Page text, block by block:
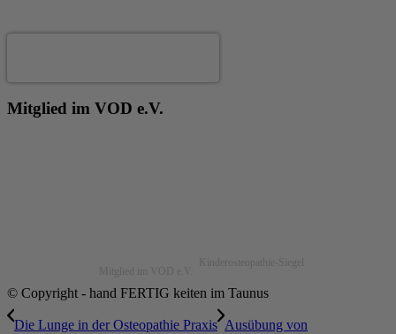
Mitglied im VOD e.V.
© Copyright - hand FERTIG keiten im Taunus
Die Lunge in der Osteopathie Praxis Ausübung von